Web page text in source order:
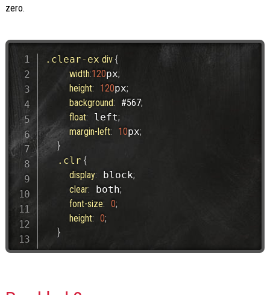
zero.
.clear-ex div {
width:120px;
height: 120px;
background: #567;
float: left;
margin-left: 10px;
}
.clr {
display: block;
clear: both;
font-size: 0;
height: 0;
}